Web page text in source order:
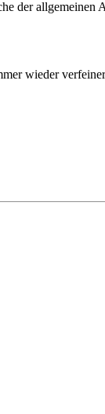
der allgemeinen
wieder